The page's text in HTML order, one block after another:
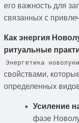
его важность для
связанных с
Как энергия
ритуальные
Энергетика
свойствами,
определенных
Усиление
фазе